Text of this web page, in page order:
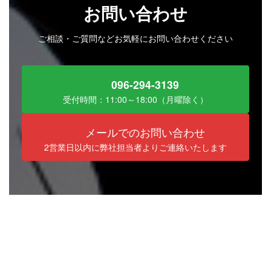
お問い合わせ
ご相談・ご質問などお気軽にお問い合わせください
096-294-3139
受付時間：11:00～18:00（月曜除く）
メールでのお問い合わせ
2営業日以内に弊社担当者よりご連絡いたします